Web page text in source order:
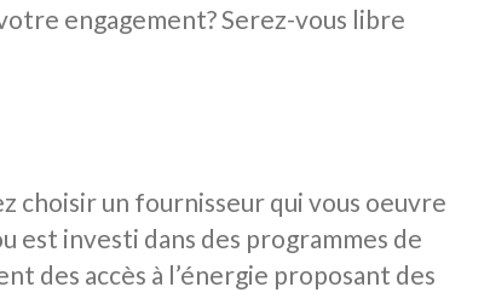
engagement? Serez-vous libre
choisir un fournisseur qui vous oeuvre
est investi dans des programmes de
des accès à l’énergie proposant des